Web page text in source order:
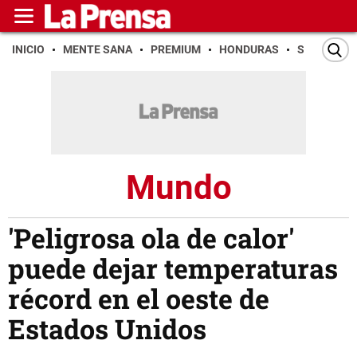
INICIO MENTE SANA PREMIUM HONDURAS SAN PEDRO
Mundo
'Peligrosa ola de calor'
puede dejar temperaturas
récord en el oeste de
Estados Unidos